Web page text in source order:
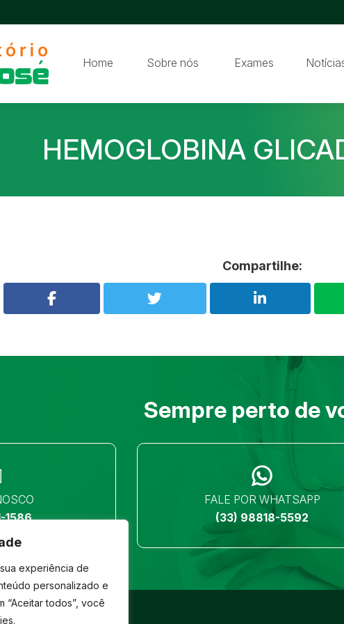
experiência de
personalizado e
“Aceitar todos”, você
Home Sobre nós Exames
HEMOGLOBINA
Compartilhe:
Sempre perto de
1586
FALE POR WHATSAPP
(33) 98818-5592
reservados